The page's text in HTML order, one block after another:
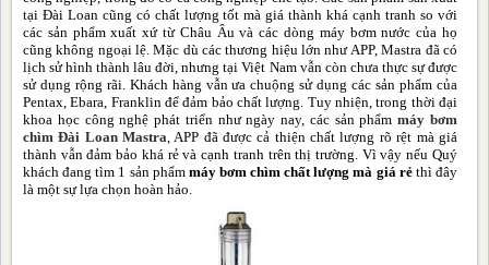
tại Đài Loan cũng có chất lượng tốt mà giá thành khá cạnh tranh so với
các sản phẩm xuất xứ từ Châu Âu và các dòng máy bơm nước của họ
cũng không ngoại lệ. Mặc dù các thương hiệu lớn như APP, Mastra đã có
lịch sử hình thành lâu đời, nhưng tại Việt Nam vẫn còn chưa thực sự được
sử dụng rộng rãi. Khách hàng vẫn ưa chuộng sử dụng các sản phẩm của
Pentax, Ebara, Franklin để đảm bảo chất lượng. Tuy nhiện, trong thời đại
khoa học công nghệ phát triển như ngày nay, các sản phẩmmáy bơm
chìm Đài Loan Mastra, APP đã được cả thiện chất lượng rõ rệt mà giá
thành vẫn đảm bảo khá rẻ và cạnh tranh trên thị trường. Vì vậy nếu Quý
khách đang tìm 1 sản phẩm máy bơm chìm chất lượng mà giá rẻthì đây
là một sự lựa chọn hoàn hảo.